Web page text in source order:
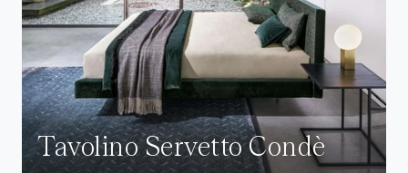
Tavolino Servetto Condè